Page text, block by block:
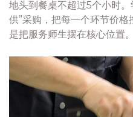
地头到餐桌不超过5个小时
供”采购，把每一个环节价
是把服务师生摆在核心位置。